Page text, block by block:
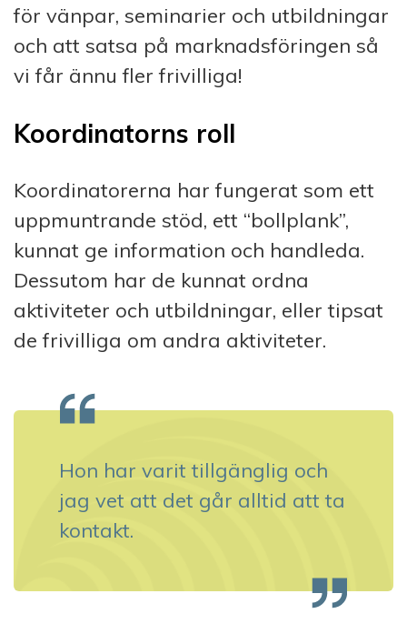
för vänpar, seminarier och utbildningar
och att satsa på marknadsföringen så
vi får ännu fler frivilliga!
Koordinatorns roll
Koordinatorerna har fungerat som ett
uppmuntrande stöd, ett “bollplank”,
kunnat ge information och handleda.
Dessutom har de kunnat ordna
aktiviteter och utbildningar, eller tipsat
de frivilliga om andra aktiviteter.
Hon har varit tillgänglig och
jag vet att det går alltid att ta
kontakt.